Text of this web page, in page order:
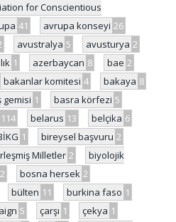
for Conscientious
41 avrupa konseyi 26
avustralya 5 avusturya 2
1 azerbaycan 8 bae 2
bakanlar komitesi 4 bakaya 8
gemisi 1 basra körfezi 5
114 belarus 13 belçika 6
1 bireysel başvuru 2
Milletler 2
biyolojik
2 bosna hersek 2
bülten 11 burkina faso 1
5 çarşı 1 çekya 1